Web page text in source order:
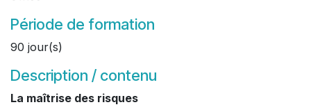
Période de formation
90 jour(s)
Description / contenu
La maîtrise des risques